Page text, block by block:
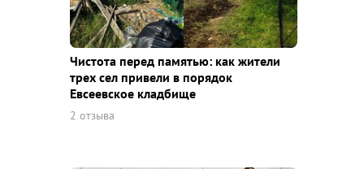
Чистота перед памятью: как жители
трех сел привели в порядок
Евсеевское кладбище
2 отзыва